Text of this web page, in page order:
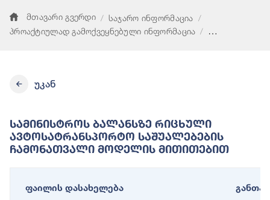
მთავარი გვერდი
საჯარო ინფორმაცია
პროაქტიულად გამოქვეყნებული ინფორმაცია
უკან
Სამინისტროს Ბალანსზე Რიცხული
Ავტოსატრანსპორტო Საშუალებების
Ჩამონათვალი Მოდელის Მითითებით
ფაილის დასახელება